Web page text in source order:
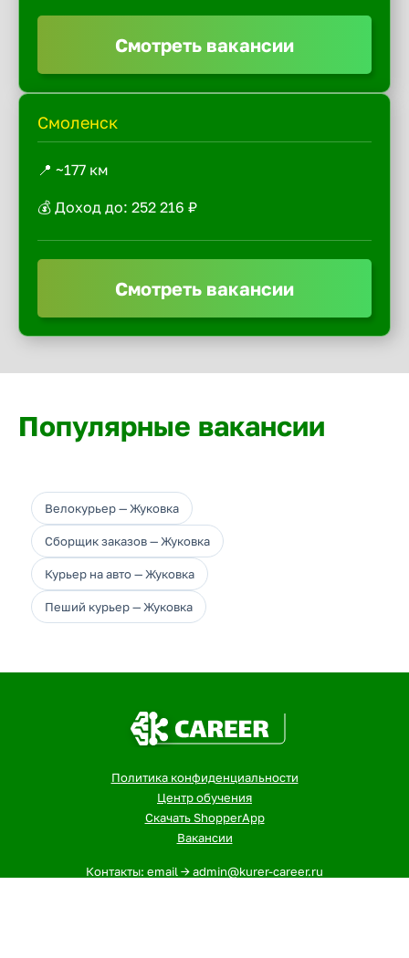
Смотреть вакансии
Смоленск
📍 ~177 км
💰 Доход до: 252 216 ₽
Смотреть вакансии
Популярные вакансии
Велокурьер — Жуковка
Сборщик заказов — Жуковка
Курьер на авто — Жуковка
Пеший курьер — Жуковка
Политика конфиденциальности
Центр обучения
Скачать ShopperApp
Вакансии
Контакты: email -> admin@kurer-career.ru